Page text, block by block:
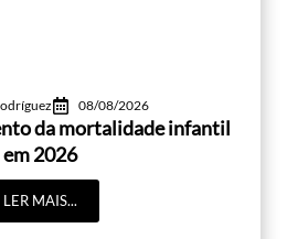
08/08/2026
da mortalidade infantil
em 2026
LER MAIS...